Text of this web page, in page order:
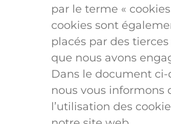
par le terme « cookies
cookies sont
placés par des
que nous avons
Dans le document ci-
nous vous informons
l’utilisation des